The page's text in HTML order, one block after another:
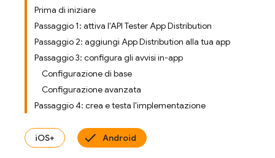
Prima di iniziare
Passaggio 1: attiva l'API Tester App Distribution
Passaggio 2: aggiungi App Distribution alla tua app
Passaggio 3: configura gli avvisi in-app
Configurazione di base
Configurazione avanzata
Passaggio 4: crea e testa l'implementazione
iOS+ Android